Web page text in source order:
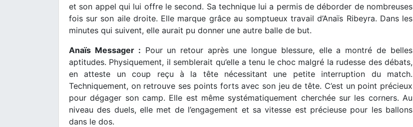
et son appel qui lui offre le second. Sa technique lui a permis de déborder de nombreuses
fois sur son aile droite. Elle marque grâce au somptueux travail d’Anaïs Ribeyra. Dans les
minutes qui suivent, elle aurait pu donner une autre balle de but.
Anaïs Messager : Pour un retour après une longue blessure, elle a montré de belles
aptitudes. Physiquement, il semblerait qu’elle a tenu le choc malgré la rudesse des débats,
en atteste un coup reçu à la tête nécessitant une petite interruption du match.
Techniquement, on retrouve ses points forts avec son jeu de tête. C’est un point précieux
pour dégager son camp. Elle est même systématiquement cherchée sur les corners. Au
niveau des duels, elle met de l’engagement et sa vitesse est précieuse pour les ballons
dans le dos.